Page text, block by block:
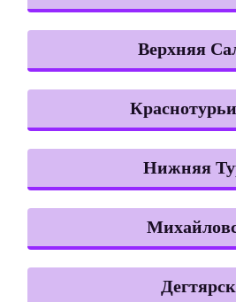
Верхняя
Нижняя
Дегтярск